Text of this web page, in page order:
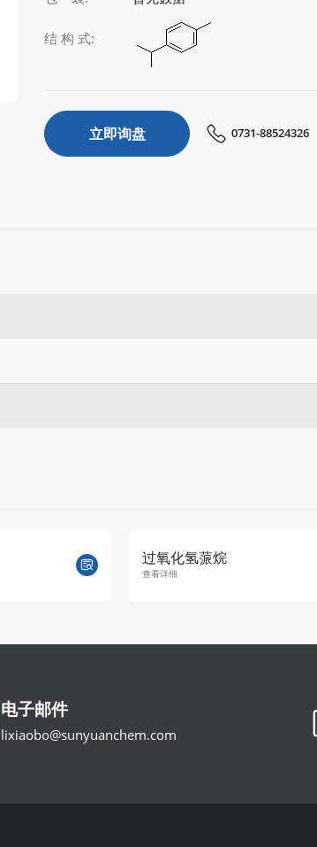
结 构 式:
立即询盘 0731-88524326
过氧化氢蒎烷
查看详细
电子邮件
lixiaobo@sunyuanchem.com